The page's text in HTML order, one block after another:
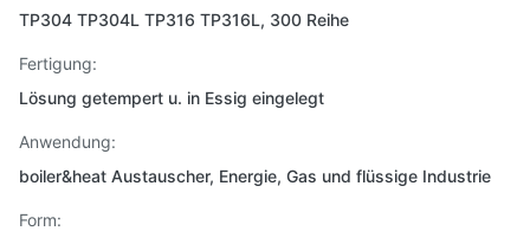
TP304 TP304L TP316 TP316L, 300 Reihe
Fertigung:
Lösung getempert u. in Essig eingelegt
Anwendung:
boiler&heat Austauscher, Energie, Gas und flüssige Industrie
Form: